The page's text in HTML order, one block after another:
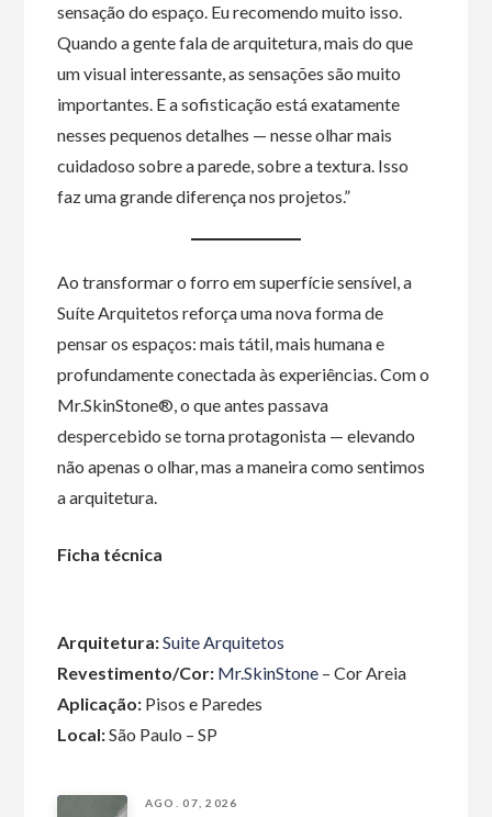
sensação do espaço. Eu recomendo muito isso.
Quando a gente fala de arquitetura, mais do que
um visual interessante, as sensações são muito
importantes. E a sofisticação está exatamente
nesses pequenos detalhes — nesse olhar mais
cuidadoso sobre a parede, sobre a textura. Isso
faz uma grande diferença nos projetos.”
Ao transformar o forro em superfície sensível, a
Suíte Arquitetos reforça uma nova forma de
pensar os espaços: mais tátil, mais humana e
profundamente conectada às experiências. Com o
Mr.SkinStone®, o que antes passava
despercebido se torna protagonista — elevando
não apenas o olhar, mas a maneira como sentimos
a arquitetura.
Ficha técnica
Arquitetura:Suite Arquitetos
Revestimento/Cor:Mr.SkinStone– Cor Areia
Aplicação:Pisos e Paredes
Local:São Paulo – SP
AGO. 07, 2026